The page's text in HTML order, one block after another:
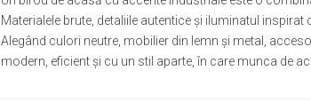
Materialele brute, detaliile autentice și iluminatul
Alegând culori neutre, mobilier din lemn și metal,
modern, eficient și cu un stil aparte, în care munca de